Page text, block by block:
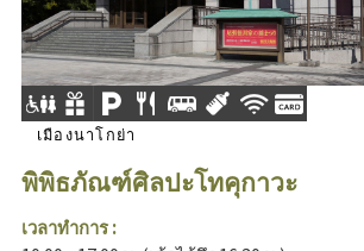
เมืองนาโกย่า
พิพิธภัณฑ์ศิลปะโทคุกาวะ
เวลาทำการ :